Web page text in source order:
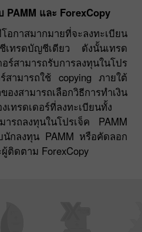
PAMM และ ForexCopy
กาสมากมายที่จะลงทะเบียน
เทรดบัญชีเดียว ดังนั้นเทรด
ามารถรับการลงทุนในโปร
สามารถใช้ copying ภายใต้
งสามารถเลือกวิธีการทำเงิน
เทรดเดอร์ที่ลงทะเบียนทั้ง
รถลงทุนในโปรเจ็ค PAMM
นักลงทุน PAMM หรือคัดลอก
ติดตาม ForexCopy